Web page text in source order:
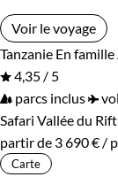
Voir le voyage
Tanzanie En famille
4,35 / 5
parcs inclus
Safari Vallée du Rift
partir de 3 690 € /
Carte